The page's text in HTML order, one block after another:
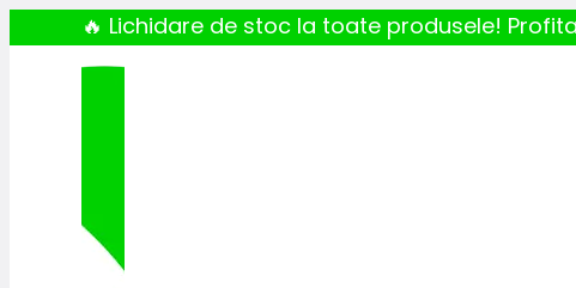
🔥 Lichidare de stoc la toate produsele!